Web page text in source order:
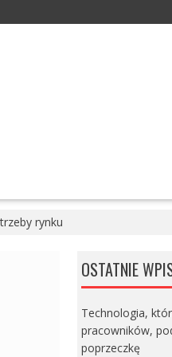
rynku
OSTATNIE
Technologia,
pracowników,
poprzeczkę